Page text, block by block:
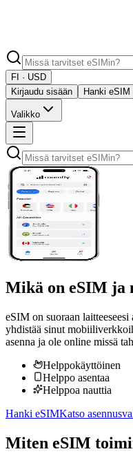
FI · USD
Kirjaudu sisään
Hanki eSIM
Valikko
Mikä on eSIM ja
eSIM on suoraan
yhdistää sinut
asenna ja ole online missä
Helppokäyttöinen
Helppo asentaa
Helppoa nauttia
Hanki eSIMKatso
Miten eSIM